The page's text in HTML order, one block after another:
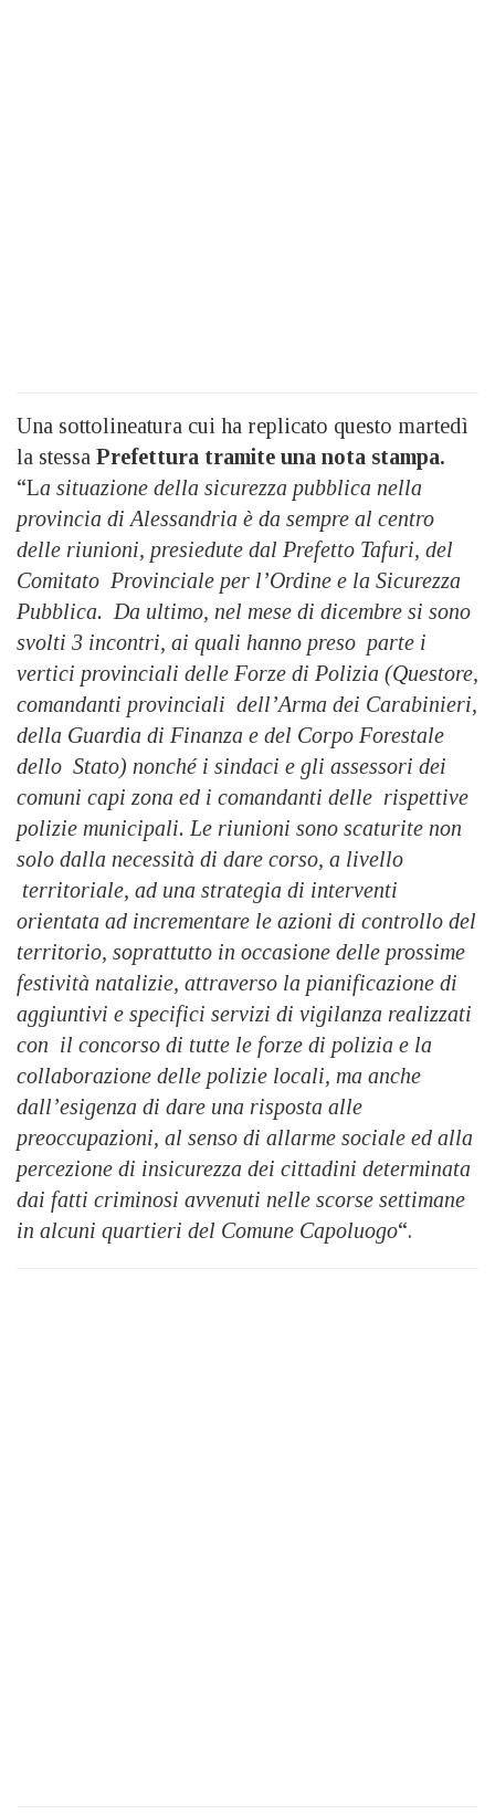
Una sottolineatura cui ha replicato questo martedì
la stessa Prefettura tramite una nota stampa.
“La situazione della sicurezza pubblica nella
provincia di Alessandria è da sempre al centro
delle riunioni, presiedute dal Prefetto Tafuri, del
Comitato Provinciale per l’Ordine e la Sicurezza
Pubblica. Da ultimo, nel mese di dicembre si sono
svolti 3 incontri, ai quali hanno preso parte i
vertici provinciali delle Forze di Polizia (Questore,
comandanti provinciali dell’Arma dei Carabinieri,
della Guardia di Finanza e del Corpo Forestale
dello Stato) nonché i sindaci e gli assessori dei
comuni capi zona ed i comandanti delle rispettive
polizie municipali. Le riunioni sono scaturite non
solo dalla necessità di dare corso, a livello
territoriale, ad una strategia di interventi
orientata ad incrementare le azioni di controllo del
territorio, soprattutto in occasione delle prossime
festività natalizie, attraverso la pianificazione di
aggiuntivi e specifici servizi di vigilanza realizzati
con il concorso di tutte le forze di polizia e la
collaborazione delle polizie locali, ma anche
dall’esigenza di dare una risposta alle
preoccupazioni, al senso di allarme sociale ed alla
percezione di insicurezza dei cittadini determinata
dai fatti criminosi avvenuti nelle scorse settimane
in alcuni quartieri del Comune Capoluogo“.